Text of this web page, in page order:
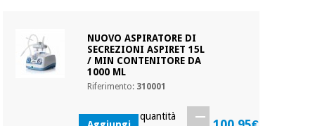
NUOVO ASPIRATORE DI
SECREZIONI ASPIRET 15L
/ MIN CONTENITORE DA
1000 ML
Riferimento: 310001
quantità